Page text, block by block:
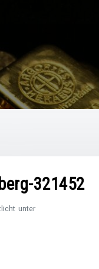
321452
unter